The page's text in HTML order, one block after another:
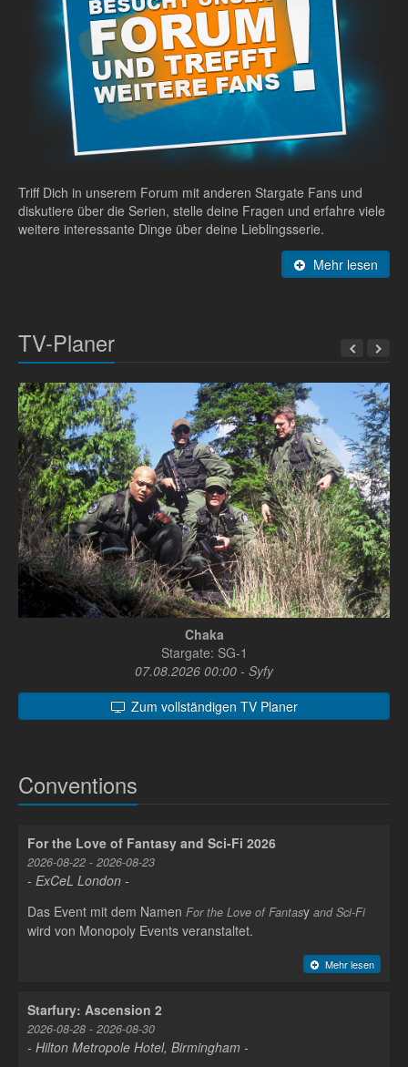
Triff Dich in unserem Forum mit anderen Stargate Fans und
diskutiere über die Serien, stelle deine Fragen und erfahre viele
weitere interessante Dinge über deine Lieblingsserie.
Mehr lesen
TV-Planer
Chaka
Stargate: SG-1
07.08.2026 00:00 - Syfy
Zum vollständigen TV Planer
Conventions
For the Love of Fantasy and Sci-Fi 2026
2026-08-22 - 2026-08-23
- ExCeL London -
Das Event mit dem Namen For the Love of Fantasy and Sci-Fi
wird von Monopoly Events veranstaltet.
Mehr lesen
Starfury: Ascension 2
2026-08-28 - 2026-08-30
- Hilton Metropole Hotel, Birmingham -